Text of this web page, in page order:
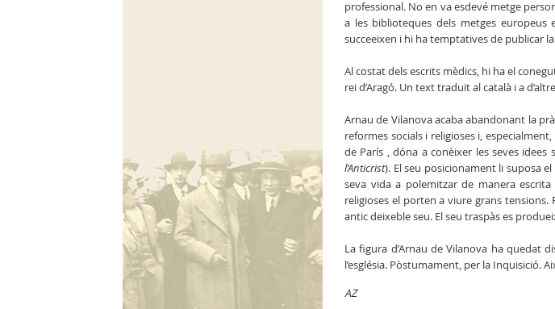
professional. No en va esdevé metge
a les biblioteques dels metges europeus
succeeixen i hi ha temptatives de publicar
Al costat dels escrits mèdics, hi ha el
rei d’Aragó. Un text traduït al català i a
Arnau de Vilanova acaba abandonant la
reformes socials i religioses i,
de París , dóna a conèixer les seves idees
l’Anticrist). El seu posicionament li suposa
seva vida a polemitzar de manera
religioses el porten a viure grans tensions.
antic deixeble seu. El seu traspàs es
La figura d’Arnau de Vilanova ha quedat
l’església. Pòstumament, per la Inquisició.
AZ